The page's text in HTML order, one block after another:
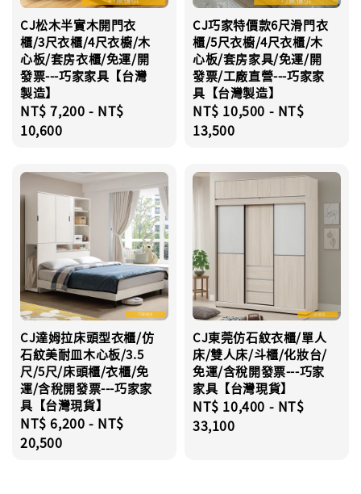
CJ松木半實木開門衣
櫃/3尺衣櫃/4尺衣櫥/木
心板/套房衣櫃/免運/開
發票---巧家家具【台灣
製造】
Regular
price
NT$ 7,200 - NT$
10,600
CJ巧家特價款6尺滑門衣
櫃/5尺衣櫥/4尺衣櫃/木
心板/套房家具/免運/開
發票/工廠直營---巧家家
具【台灣製造】
Regular
price
NT$ 10,500 - NT$
13,500
CJ達姆拉床頭型衣櫃/仿
石紋美耐皿木心板/3.5
尺/5尺/床頭櫃/衣櫃/免
運/含稅開發票---巧家家
具【台灣現貨】
Regular
price
NT$ 6,200 - NT$
20,500
CJ東莞仿石紋衣櫃/單人
床/雙人床/斗櫃/化妝台/
免運/含稅開發票---巧家
家具【台灣現貨】
Regular
price
NT$ 10,400 - NT$
33,100